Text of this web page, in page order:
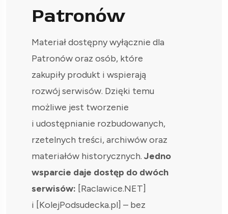
Patronów
Materiał dostępny wyłącznie dla
Patronów oraz osób, które
zakupiły produkt i wspierają
rozwój serwisów. Dzięki temu
możliwe jest tworzenie
i udostępnianie rozbudowanych,
rzetelnych treści, archiwów oraz
materiałów historycznych. Jedno
wsparcie daje dostęp do dwóch
serwisów: [Raclawice.NET]
i [KolejPodsudecka.pl] – bez